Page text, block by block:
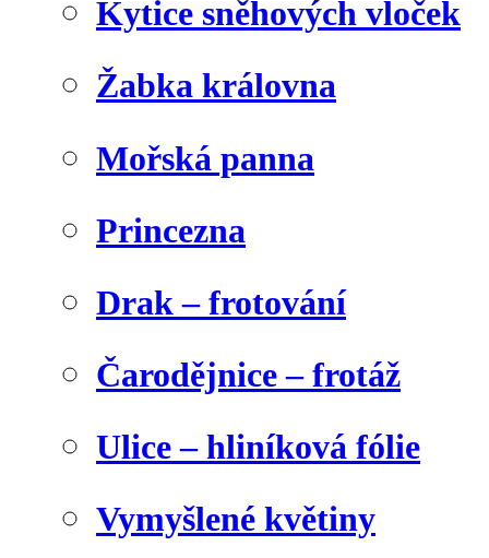
Kytice sněhových vloček
Žabka královna
Mořská panna
Princezna
Drak – frotování
Čarodějnice – frotáž
Ulice – hliníková fólie
Vymyšlené květiny